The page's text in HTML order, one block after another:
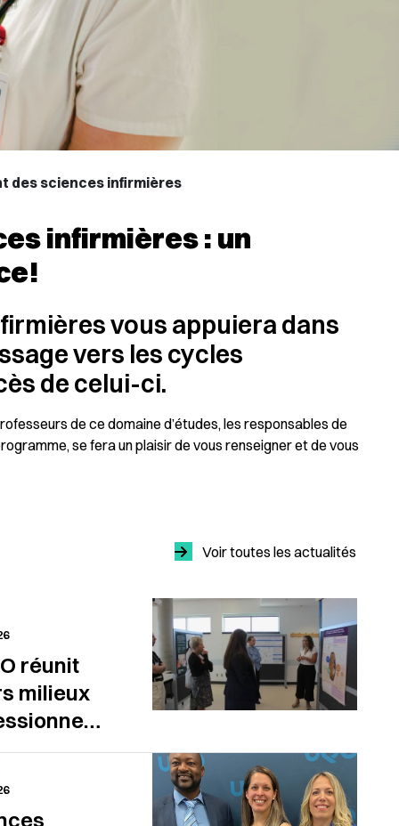
des sciences infirmières
infirmières : un
vous appuiera dans
vers les cycles
de celui-ci.
de ce domaine d’études, les responsables de
se fera un plaisir de vous renseigner et de vous
Voir toutes les actualités
réunit
milieux
édition